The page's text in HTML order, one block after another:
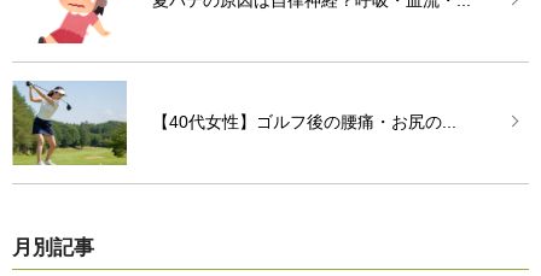
【40代女性】ゴルフ後の腰痛・お尻の...
月別記事